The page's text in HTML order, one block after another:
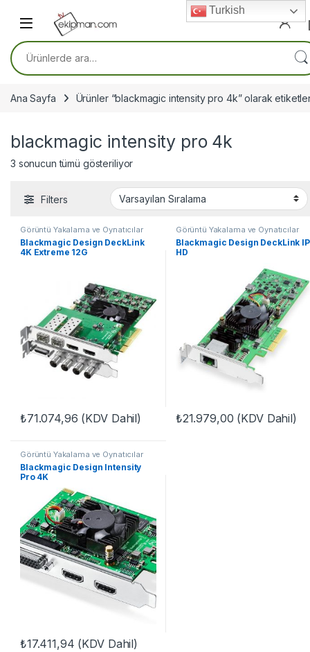
Ara:
Ana Sayfa Ürünler “blackmagic intensity pro 4k” olarak
blackmagic intensity pro 4k
3 sonucun tümü gösteriliyor
Filters
Görüntü Yakalama ve Oynatıcılar
Blackmagic Design DeckLink
4K Extreme 12G
₺71.074,96 (KDV Dahil)
Görüntü Yakalama ve Oynatıcılar
Blackmagic Design DeckLink IP
HD
₺21.979,00 (KDV Dahil)
Görüntü Yakalama ve Oynatıcılar
Blackmagic Design Intensity
Pro 4K
₺17.411,94 (KDV Dahil)
Turkish